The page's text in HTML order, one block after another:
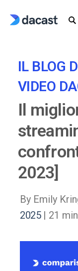
IL BLOG
VIDEO
Il
2023]
By Emily
2025| 21